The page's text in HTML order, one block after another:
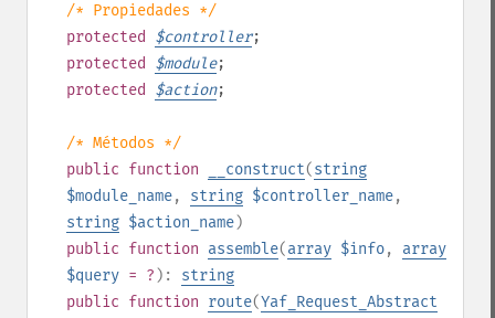
/* Propiedades */
protected
$controller;
protected
$module;
protected
$action;
/* Métodos */
public function __construct(string
$module_name, string $controller_name,
string $action_name)
public function assemble(array $info, array
$query = ? ): string
public function route(Yaf_Request_Abstract